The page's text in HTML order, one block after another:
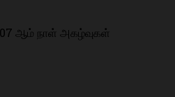
ஆம் நாள் அகழ்வுகள்